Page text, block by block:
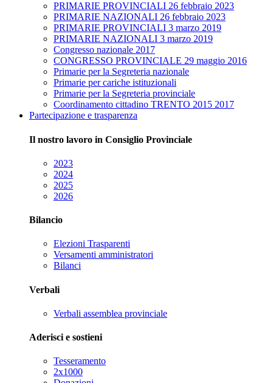
PRIMARIE PROVINCIALI 26 febbraio 2023
PRIMARIE NAZIONALI 26 febbraio 2023
PRIMARIE PROVINCIALI 3 marzo 2019
PRIMARIE NAZIONALI 3 marzo 2019
Congresso nazionale 2017
CONGRESSO PROVINCIALE 29 maggio 2016
Primarie per la Segreteria nazionale
Primarie per cariche istituzionali
Primarie per la Segreteria provinciale
Coordinamento cittadino TRENTO 2015 2017
Partecipazione e trasparenza
Il nostro lavoro in Consiglio Provinciale
2023
2024
2025
2026
Bilancio
Elezioni Trasparenti
Versamenti amministratori
Bilanci
Verbali
Verbali assemblea provinciale
Aderisci e sostieni
Tesseramento
2x1000